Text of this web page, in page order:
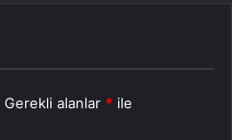
Gerekli alanlar * ile